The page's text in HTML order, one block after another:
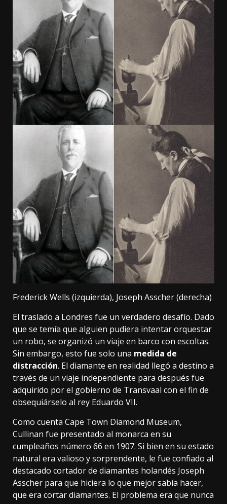
Frederick Wells (izquierda), Joseph Asscher (derecha)
El traslado a Londres fue un verdadero desafío. Dado
que se temía que alguien pudiera intentar orquestar
un robo, se organizó un viaje en barco con escoltas.
Sin embargo, esto fue solo una medida de
distracción. El diamante en realidad llegó a destino a
través de un viaje independiente para después fue
adquirido por el gobierno de Transvaal con el fin de
obsequiárselo al rey Eduardo VII.
Como cuenta Cape Town Diamond Museum,
Cullinan fue presentado al monarca en su
cumpleaños número 66 en 1907. Si bien en su estado
natural era valioso y sorprendente, le fue confiado al
destacado cortador de diamantes holandés Joseph
Asscher para que hiciera lo que mejor sabía hacer,
que era cortar diamantes. El problema era que nunca